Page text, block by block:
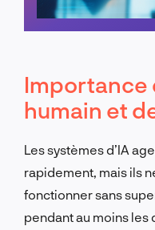
Importance
humain et
Les systèmes d’IA
rapidement, mais ils
fonctionner sans
pendant au moins les